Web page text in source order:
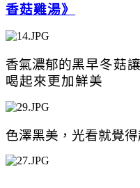
香菇雞湯》
香氣濃郁的黑早冬菇讓
喝起來更加鮮美
色澤黑美，光看就覺